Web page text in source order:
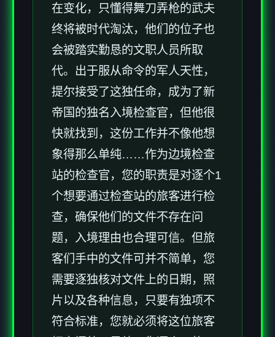
在变化，只懂得舞刀弄枪的武夫
终将被时代淘汰，他们的位子也
会被踏实勤恳的文职人员所取
代。出于服从命令的军人天性，
提尔接受了这独任命，成为了新
帝国的独名入境检查官，但他很
快就找到，这份工作并不像他想
象得那么单纯……作为边境检查
站的检查官，您的职责是对逐个1
个想要通过检查站的旅客进行检
查，确保他们的文件不存在问
题，入境理由也合理可信。但旅
客们手中的文件可并不简单，您
需要逐独核对文件上的日期，照
片以及各种信息，只要有独项不
符合标准，您就必须将这位旅客